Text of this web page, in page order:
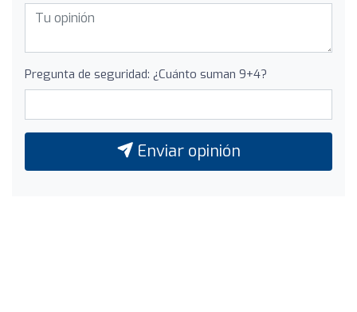
Pregunta de seguridad: ¿Cuánto suman 9+4?
Enviar opinión